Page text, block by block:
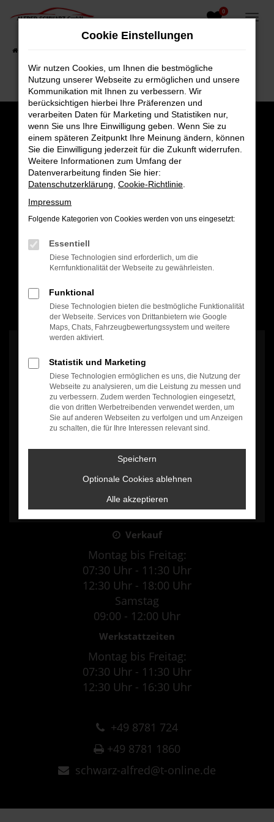
Zum
0
4,8
100% Weiterempfehlung
Es wird versucht, Inhalte vonwww.google.comzu laden. Dabei
können Daten an Dritte weitergegeben werden. Wenn Sie damit
einverstanden sind, klicken Sie bitte auf "Bestätigen".
Bestätigen
Verkauf
Montag bis Freitag:
07:30 Uhr - 11:30 Uhr
12:30 Uhr - 18:00 Uhr
Samstag
09:00 - 12:00 Uhr
Werkstattzeiten
Montag bis Freitag:
07:30 Uhr - 11:30 Uhr
12:30 Uhr - 16:30 Uhr
+49 8781 724
+49 8781 1860
schwarz-alfred@t-online.de
Cookie Einstellungen
Wir nutzen Cookies, um Ihnen die bestmögliche
Nutzung unserer Webseite zu ermöglichen und unsere
Kommunikation mit Ihnen zu verbessern. Wir
berücksichtigen hierbei Ihre Präferenzen und
verarbeiten Daten für Marketing und Statistiken nur,
wenn Sie uns Ihre Einwilligung geben. Wenn Sie zu
einem späteren Zeitpunkt Ihre Meinung ändern, können
Sie die Einwilligung jederzeit für die Zukunft widerrufen.
Weitere Informationen zum Umfang der
Datenverarbeitung finden Sie hier:
Datenschutzerklärung Cookie-Richtlinie
Impressum
Folgende Kategorien von Cookies werden von uns eingesetzt:
Essentiell
Diese Technologien sind erforderlich, um die
Kernfunktionalität der Webseite zu gewährleisten.
Funktional
Diese Technologien bieten die bestmögliche Funktionalität
der Webseite. Services von Drittanbietern wie Google
Maps, Chats, Fahrzeugbewertungssystem und weitere
werden aktiviert.
Statistik und Marketing
Diese Technologien ermöglichen es uns, die Nutzung der
Webseite zu analysieren, um die Leistung zu messen und
zu verbessern. Zudem werden Technologien eingesetzt,
die von dritten Werbetreibenden verwendet werden, um
Sie auf anderen Webseiten zu verfolgen und um Anzeigen
zu schalten, die für Ihre Interessen relevant sind.
Speichern
Optionale Cookies ablehnen
Alle akzeptieren